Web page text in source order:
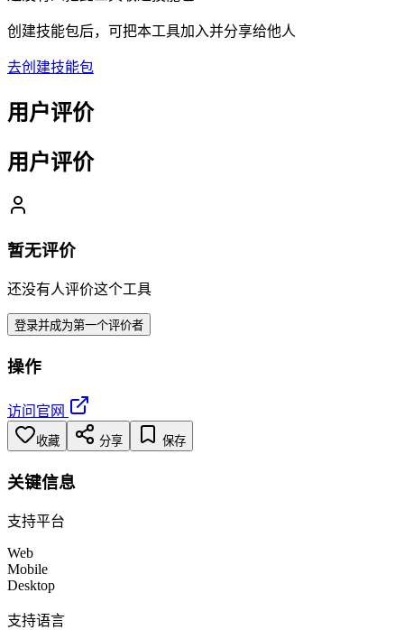
创建技能包后，可把本工具加入并分享给他人
去创建技能包
用户评价
用户评价
暂无评价
还没有人评价这个工具
登录并成为第一个评价者
操作
访问官网
收藏 分享 保存
关键信息
支持平台
Web
Mobile
Desktop
支持语言